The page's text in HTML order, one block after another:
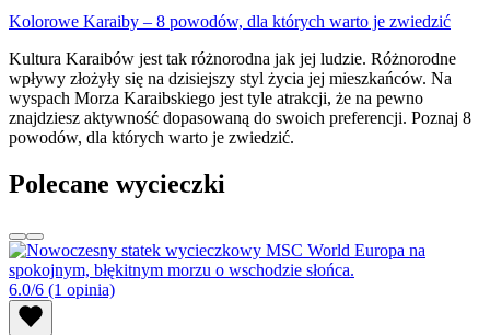
Kolorowe Karaiby – 8 powodów, dla których warto je zwiedzić
Kultura Karaibów jest tak różnorodna jak jej ludzie. Różnorodne
wpływy złożyły się na dzisiejszy styl życia jej mieszkańców. Na
wyspach Morza Karaibskiego jest tyle atrakcji, że na pewno
znajdziesz aktywność dopasowaną do swoich preferencji. Poznaj 8
powodów, dla których warto je zwiedzić.
Polecane wycieczki
6.0/6 (1 opinia)